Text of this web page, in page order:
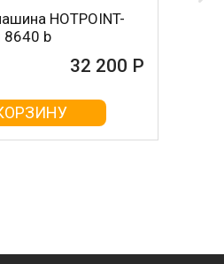
HOTPOINT-
8640 b
32 200 Р